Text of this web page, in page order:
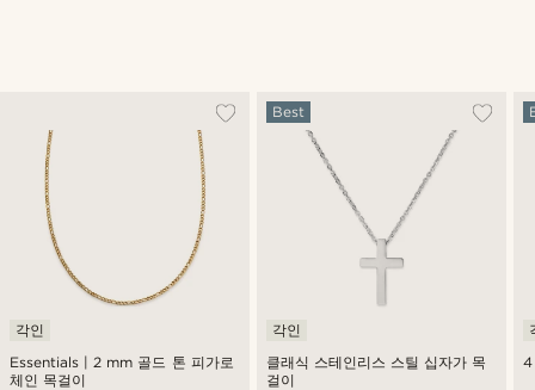
Essentials | 2 mm 골드 톤 피가로
체인 목걸이
각인
클래식 스테인리스 스틸 십자가 목
걸이
Best
각인
4